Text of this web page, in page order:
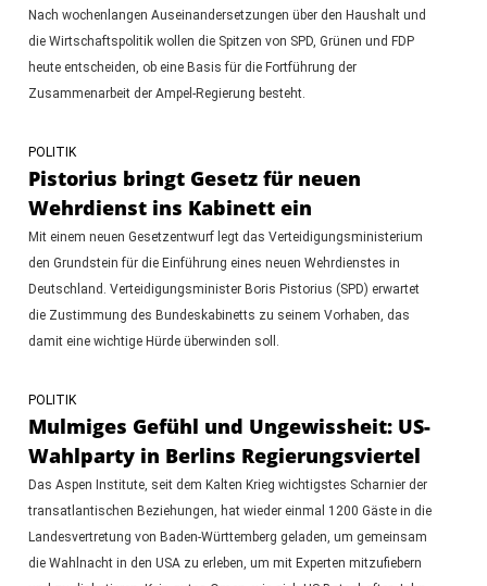
Nach wochenlangen Auseinandersetzungen über den Haushalt und
die Wirtschaftspolitik wollen die Spitzen von SPD, Grünen und FDP
heute entscheiden, ob eine Basis für die Fortführung der
Zusammenarbeit der Ampel-Regierung besteht.
POLITIK
Pistorius bringt Gesetz für neuen
Wehrdienst ins Kabinett ein
Mit einem neuen Gesetzentwurf legt das Verteidigungsministerium
den Grundstein für die Einführung eines neuen Wehrdienstes in
Deutschland. Verteidigungsminister Boris Pistorius (SPD) erwartet
die Zustimmung des Bundeskabinetts zu seinem Vorhaben, das
damit eine wichtige Hürde überwinden soll.
POLITIK
Mulmiges Gefühl und Ungewissheit: US-
Wahlparty in Berlins Regierungsviertel
Das Aspen Institute, seit dem Kalten Krieg wichtigstes Scharnier der
transatlantischen Beziehungen, hat wieder einmal 1200 Gäste in die
Landesvertretung von Baden-Württemberg geladen, um gemeinsam
die Wahlnacht in den USA zu erleben, um mit Experten mitzufiebern